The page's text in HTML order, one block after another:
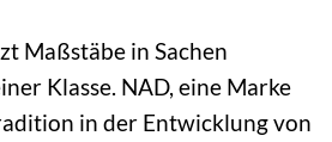
Maßstäbe in Sachen
Klasse. NAD, eine Marke
in der Entwicklung von